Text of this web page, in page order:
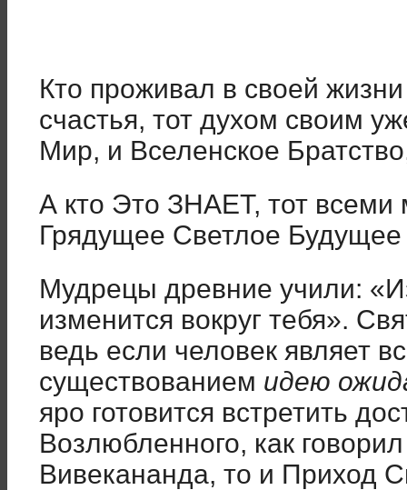
Кто проживал в своей
счастья, тот духом своим
Мир, и Вселенское
А кто Это ЗНАЕТ, тот всеми
Грядущее Светлое Будущее
Мудрецы древние учили:
изменится вокруг тебя».
ведь если человек являет
существованием идею
яро готовится встретить
Возлюбленного, как
Вивекананда, то и Приход